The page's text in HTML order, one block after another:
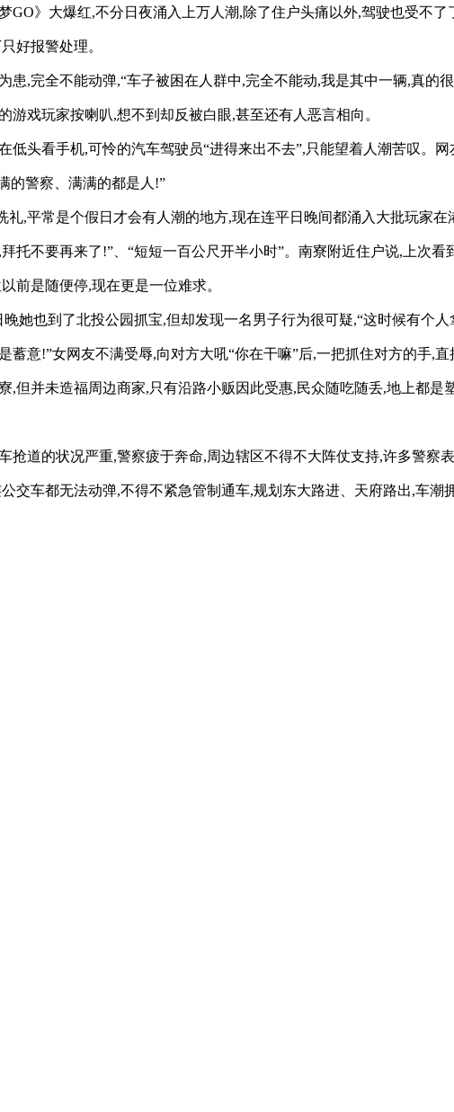
GO》大爆红,不分日夜涌入上万人潮,除了住户头痛以外,驾驶也受不
好报警处理。
患,完全不能动弹,“车子被困在人群中,完全不能动,我是其中一辆,真的
游戏玩家按喇叭,想不到却反被白眼,甚至还有人恶言相向。
低头看手机,可怜的汽车驾驶员“进得来出不去”,只能望着人潮苦叹。
的警察、满满的都是人!”
礼,平常是个假日才会有人潮的地方,现在连平日晚间都涌入大批玩家
托不要再来了!”、“短短一百公尺开半小时”。南寮附近住户说,上次
前是随便停,现在更是一位难求。
晚她也到了北投公园抓宝,但却发现一名男子行为很可疑,“这时候有个
蓄意!”女网友不满受辱,向对方大吼“你在干嘛”后,一把抓住对方的手,直
,但并未造福周边商家,只有沿路小贩因此受惠,民众随吃随丢,地上都
抢道的状况严重,警察疲于奔命,周边辖区不得不大阵仗支持,许多警察
交车都无法动弹,不得不紧急管制通车,规划东大路进、天府路出,车